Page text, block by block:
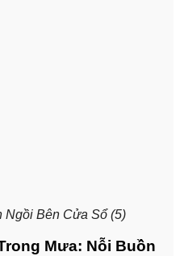
Ngồi Bên Cửa Sổ (5)
Mưa: Nỗi Buồn